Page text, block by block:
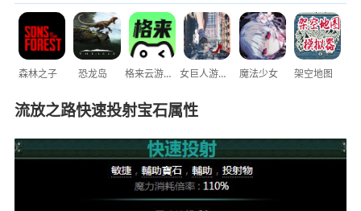
森林之子 恐龙岛 格来云游戏 女巨人游乐场 魔法少女 架空地图
流放之路快速投射宝石属性